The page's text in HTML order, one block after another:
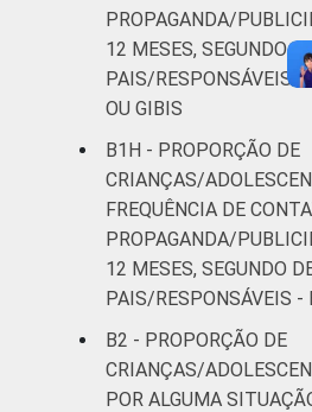
PROPAGANDA/
12 MESES, SEGUNDO
PAIS/RESPONSÁVEIS -
OU GIBIS
B1H - PROPORÇÃO DE
CRIANÇAS/
FREQUÊNCIA DE
PROPAGANDA/
12 MESES, SEGUNDO
PAIS/RESPONSÁVEIS -
B2 - PROPORÇÃO DE
CRIANÇAS/
POR ALGUMA